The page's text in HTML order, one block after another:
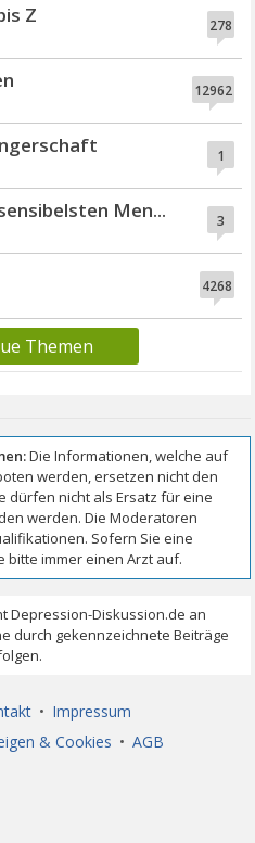
278
Z
12962
1
3
Men...
4268
Themen
• Impressum
& Cookies • AGB